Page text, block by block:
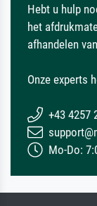
Hebt u hulp
het
afhandelen
Onze experts
+43 4257
Mo-Do: